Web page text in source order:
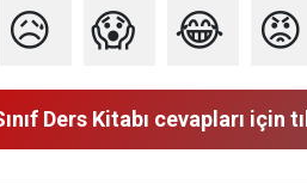
😥 😱 😂 😡
Ders Kitabı cevapları için